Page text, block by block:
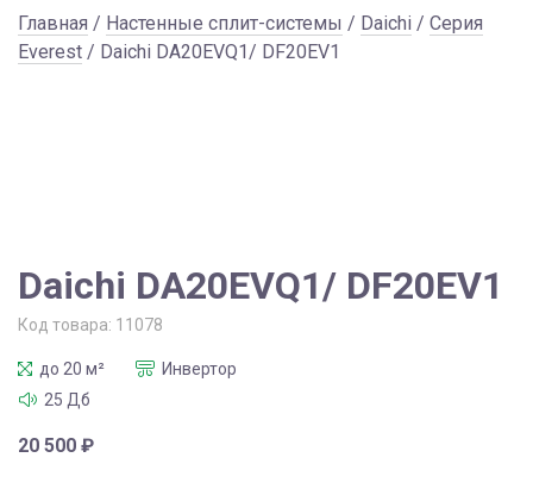
Главная / Настенные сплит-системы / Daichi / Серия
Everest / Daichi DA20EVQ1/ DF20EV1
Daichi DA20EVQ1/ DF20EV1
Код товара: 11078
до 20 м²
Инвертор
25 Дб
20 500 ₽